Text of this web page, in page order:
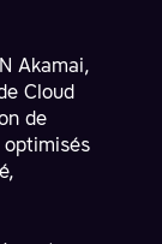
Akamai,
Cloud
de